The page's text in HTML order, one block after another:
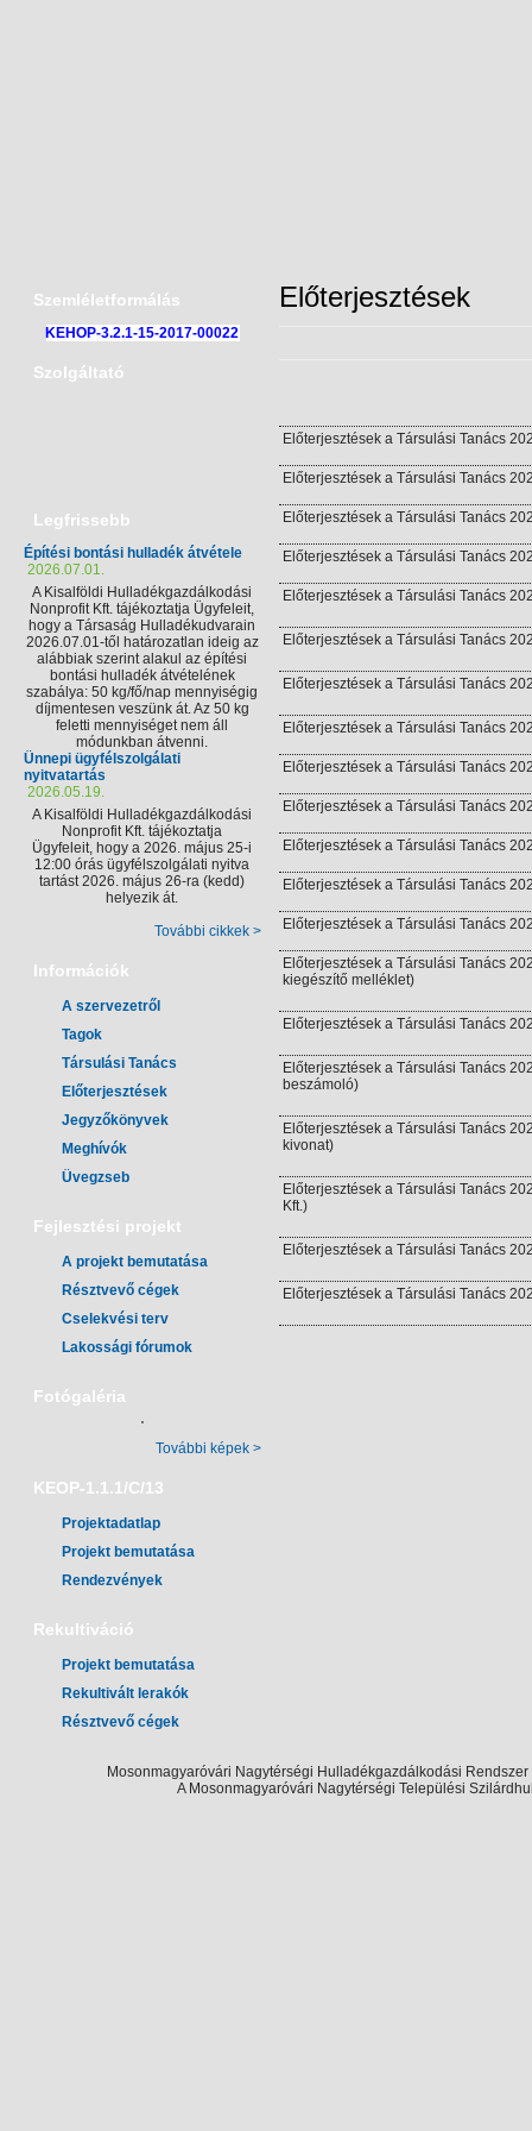
Szemléletformálás
KEHOP-3.2.1-15-2017-00022
Szolgáltató
Legfrissebb
Építési bontási hulladék átvétele
2026.07.01.
A Kisalföldi Hulladékgazdálkodási
Nonprofit Kft. tájékoztatja Ügyfeleit,
hogy a Társaság Hulladékudvarain
2026.07.01-től határozatlan ideig az
alábbiak szerint alakul az építési
bontási hulladék átvételének
szabálya: 50 kg/fő/nap mennyiségig
díjmentesen veszünk át. Az 50 kg
feletti mennyiséget nem áll
módunkban átvenni.
Ünnepi ügyfélszolgálati
nyitvatartás
2026.05.19.
A Kisalföldi Hulladékgazdálkodási
Nonprofit Kft. tájékoztatja
Ügyfeleit, hogy a 2026. május 25-i
12:00 órás ügyfélszolgálati nyitva
tartást 2026. május 26-ra (kedd)
helyezik át.
További cikkek >
Információk
A szervezetről
Tagok
Társulási Tanács
Előterjesztések
Jegyzőkönyvek
Meghívók
Üvegzseb
Fejlesztési projekt
A projekt bemutatása
Résztvevő cégek
Cselekvési terv
Lakossági fórumok
Fotógaléria
További képek >
KEOP-1.1.1/C/13
Projektadatlap
Projekt bemutatása
Rendezvények
Rekultiváció
Projekt bemutatása
Rekultivált lerakók
Résztvevő cégek
Előterjesztések
Előterjesztések a Társulási Tanács
Előterjesztések a Társulási Tanács
Előterjesztések a Társulási Tanács
Előterjesztések a Társulási Tanács
Előterjesztések a Társulási Tanács
Előterjesztések a Társulási Tanács
Előterjesztések a Társulási Tanács
Előterjesztések a Társulási Tanács
Előterjesztések a Társulási Tanács
Előterjesztések a Társulási Tanács
Előterjesztések a Társulási Tanács
Előterjesztések a Társulási Tanács
Előterjesztések a Társulási Tanács
Előterjesztések a Társulási Tanács
kiegészítő melléklet)
Előterjesztések a Társulási Tanács
Előterjesztések a Társulási Tanács
beszámoló)
Előterjesztések a Társulási Tanács
kivonat)
Előterjesztések a Társulási Tanács
Kft.)
Előterjesztések a Társulási Tanács
Előterjesztések a Társulási Tanács
Mosonmagyaróvári Nagytérségi Hulladékgazdálkodási
A Mosonmagyaróvári Nagytérségi Települési